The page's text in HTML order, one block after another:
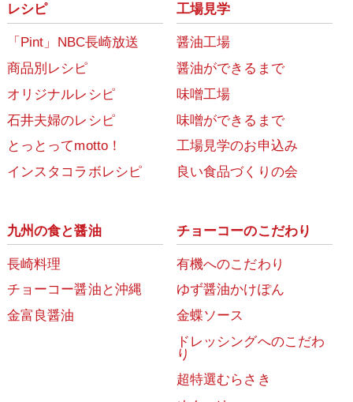
レシピ
「Pint」NBC長崎放送
商品別レシピ
オリジナルレシピ
石井夫婦のレシピ
とっとってmotto！
インスタコラボレシピ
工場見学
醤油工場
醤油ができるまで
味噌工場
味噌ができるまで
工場見学のお申込み
良い食品づくりの会
九州の食と醤油
長崎料理
チョーコー醤油と沖縄
金富良醤油
チョーコーのこだわり
有機へのこだわり
ゆず醤油かけぽん
金蝶ソース
ドレッシングへのこだわ
り
超特選むらさき